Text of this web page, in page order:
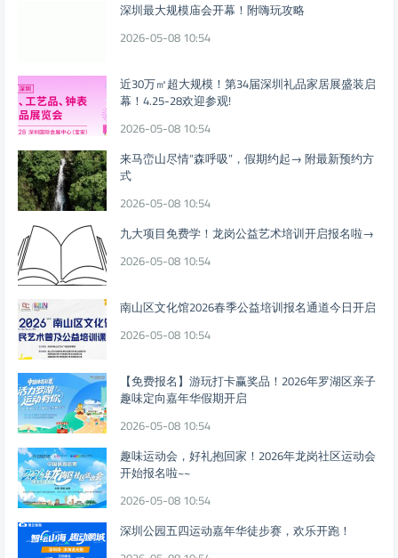
深圳最大规模庙会开幕！附嗨玩攻略
2026-05-08 10:54
近30万㎡超大规模！第34届深圳礼品家居展盛装启
幕！4.25-28欢迎参观!
2026-05-08 10:54
来马峦山尽情“森呼吸”，假期约起→ 附最新预约方
式
2026-05-08 10:54
九大项目免费学！龙岗公益艺术培训开启报名啦→
2026-05-08 10:54
南山区文化馆2026春季公益培训报名通道今日开启
2026-05-08 10:54
【免费报名】游玩打卡赢奖品！2026年罗湖区亲子
趣味定向嘉年华假期开启
2026-05-08 10:54
趣味运动会，好礼抱回家！2026年龙岗社区运动会
开始报名啦~~
2026-05-08 10:54
深圳公园五四运动嘉年华徒步赛，欢乐开跑！